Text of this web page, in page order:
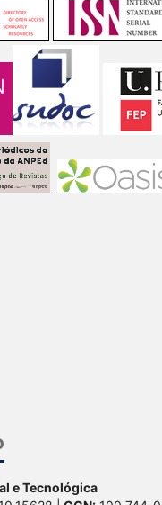
e Tecnológica